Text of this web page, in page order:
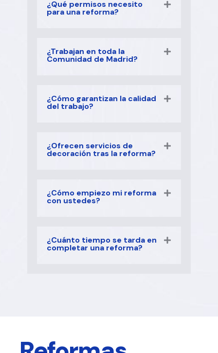
¿Qué permisos necesito
para una reforma?
¿Trabajan en toda la
Comunidad de Madrid?
¿Cómo garantizan la calidad
del trabajo?
¿Ofrecen servicios de
decoración tras la reforma?
¿Cómo empiezo mi reforma
con ustedes?
¿Cuánto tiempo se tarda en
completar una reforma?